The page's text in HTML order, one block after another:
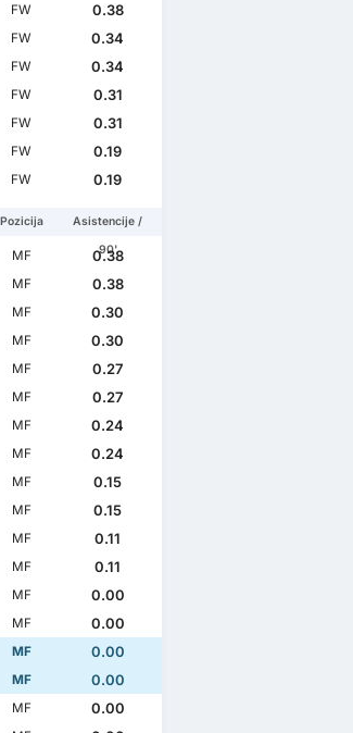
FW
0.38
FW
0.34
FW
0.34
FW
0.31
FW
0.31
FW
0.19
FW 0.19
Pozicija
Asistencije /
90'
MF
0.38
MF
0.38
MF
0.30
MF
0.30
MF
0.27
MF
0.27
MF
0.24
MF
0.24
MF
0.15
MF
0.15
MF
0.11
MF
0.11
MF
0.00
MF
0.00
MF
0.00
MF
0.00
MF
0.00